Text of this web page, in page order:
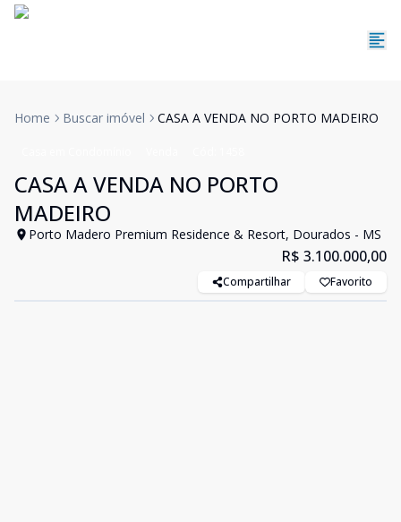
Home Buscar imóvel CASA A VENDA NO PORTO MADEIRO
CASA A VENDA NO PORTO
MADEIRO
Porto Madero Premium Residence & Resort, Dourados - MS
R$ 3.100.000,00
Compartilhar Favorito